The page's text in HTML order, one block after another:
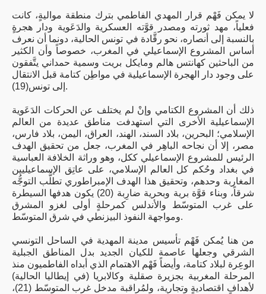
لا يمكن فَهْم قرار المهدي الفاطمي بترك منطقة مواليةٍ، كانت
فعلياً، مهد ثورته ومصدر قوَّته العسكرية والدَعَوية ودار هجرةٍ
بالنسبة إلى أنصاره، نحو رقَّادة في تونس الحالية، دونما أن نعرف
أساس المشروع الإسماعيلي في المغرب، خصوصاً وأن الكثير
من الباحثين كهانتس هالم ومايكل بريت وسمية حمداني يتَّفقون
على وجود دار الهجرة الإسماعيلية في مواطِن كتامة قبل الانتقال
إلى تونس(19).
ذلك أن المشروع الكتامي وإنْ لم يختلف عن الحركات الدَعَوية
الإسماعيلية الأخرى التي استهدفت مناطق عديدة من العالم
الإسلامي؛ البحرين، بلاد السند، الهند، العراق، اليمن، بلاد فارس،
مصر، إلا أن نجاحه الباهِر في المغرب، جعل من تحقيق الهدف
الرئيس للمشروع الإسماعيلي ككل، وهو وراثة الخلافة العباسية
في بغداد وحُكم كل العالم الإسلامي، على عاتِق الإسماعيليين
المغاربة وحدهم، وتحقيق هذا الهدف الإمبراطوري تطلَّب التوجُّه
شرقاً، وبناء قوَّة برية وبحرية ضارِبة (20) يكون هدفها السيطرة
على غرب المتوسّط والأندلس كمرحلةٍ أولى لغزو المشرق
ومواجهة النفوذ البيزنطي في شرق المتوسّط.
من هنا يُمكن فَهْم تأسيس مدينة المهدية في الساحل التونسي
الشرقي وجعلها عاصمة للكيان الجديد بدل المناطق الجبلية
الوعِرة لبلاد كتامة، وأيضاً فَهْم الاهتمام الذي أبداه الفاطميون منذ
المرحلة المغربية بجزيرة صقلية وكالابريا (في إيطاليا الحالية)
لأهدافٍ اقتصاديةٍ وتجارية، ولمُراقبة مدخل غرب المتوسّط (21)،